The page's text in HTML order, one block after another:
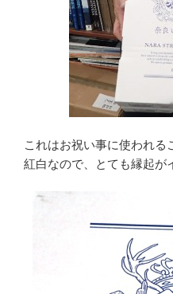
これはお祝い事に使われる
紅白なので、とても縁起が